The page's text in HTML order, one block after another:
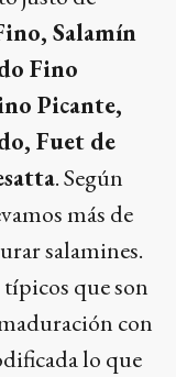
Salamín
Fino
Picante,
Fuet de
. Según
más de
salamines.
que son
con
lo que